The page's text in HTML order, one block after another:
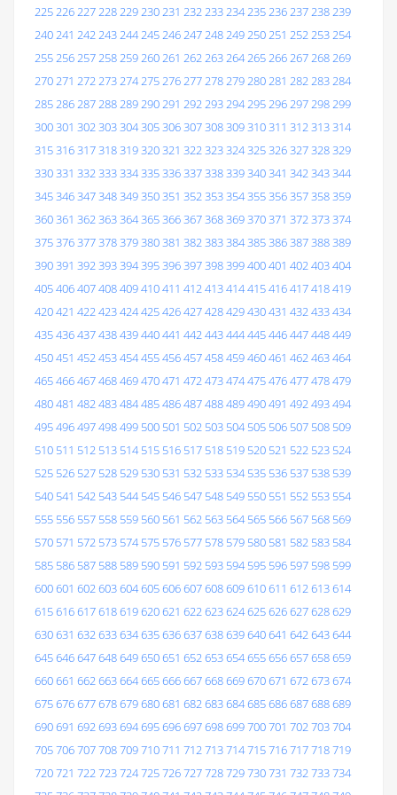
225226227228229230231 232233234235236237238239
240241 242243244245246247248249250251 252253254
255256257258259260261 262263264265266267268269
270271 272273274275276277278279280281 282283284
285286287288289290291 292293294295296297298299
300301 302303304305306307308309310311 312313314
315316317318319320321 322323324325326327328329
330331 332333334335336337338339340341 342343344
345346347348349350351 352353354355356357358359
360361 362363364365366367368369370371 372373374
375376377378379380381 382383384385386387388389
390391 392393394395396397398399400401 402403404
405406407408409410411 412413414415416417418419
420421 422423424425426427428429430431 432433434
435436437438439440441 442443444445446447448449
450451 452453454455456457458459460461 462463464
465466467468469470471 472473474475476477478479
480481 482483484485486487488489490491 492493494
495496497498499 500 501 502 503 504 505 506 507 508 509
510 511 512 513 514 515 516 517 518 519 520 521 522 523 524
525 526 527 528 529 530 531 532 533 534 535 536 537 538 539
540 541 542 543 544 545 546 547 548 549 550 551 552 553 554
555 556 557 558 559 560 561 562 563 564 565 566 567 568 569
570 571 572 573 574 575 576 577 578 579 580 581 582 583 584
585 586 587 588 589 590 591 592 593 594 595 596 597 598 599
600601 602603604605606607608609610611 612613614
615616617618619620621 622623624625626627628629
630631 632633634635636637638639640641 642643644
645646647648649650651 652653654655656657658659
660661 662663664665666667668669670671 672673674
675676677678679680681 682683684685686687688689
690691 692693694695696697698699700701 702703704
705706707708709710711 712713714715716717718719
720721 722723724725726727728729730731 732733734